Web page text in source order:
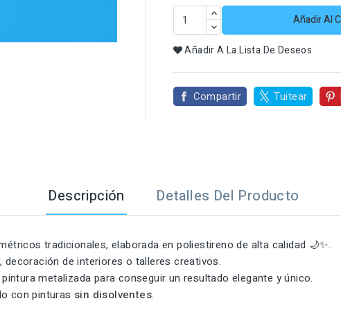
Añadir Al
Añadir A La Lista De Deseos
Compartir Tuitear
Descripción Detalles Del Producto
tradicionales, elaborada en poliestireno de alta calidad 🌙✨.
de interiores o talleres creativos.
metalizada para conseguir un resultado elegante y único.
con pinturas sin disolventes.